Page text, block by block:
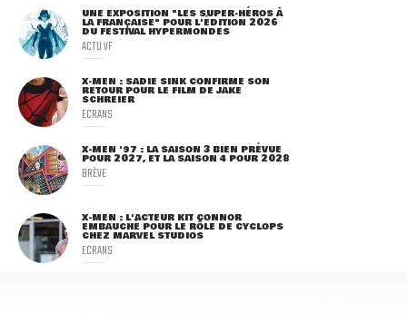
UNE EXPOSITION "LES SUPER-HÉROS À
LA FRANÇAISE" POUR L'ÉDITION 2026
DU FESTIVAL HYPERMONDES
ACTU VF
X-MEN : SADIE SINK CONFIRME SON
RETOUR POUR LE FILM DE JAKE
SCHREIER
ECRANS
X-MEN '97 : LA SAISON 3 BIEN PRÉVUE
POUR 2027, ET LA SAISON 4 POUR 2028
BRÈVE
X-MEN : L'ACTEUR KIT CONNOR
EMBAUCHÉ POUR LE RÔLE DE CYCLOPS
CHEZ MARVEL STUDIOS
ECRANS